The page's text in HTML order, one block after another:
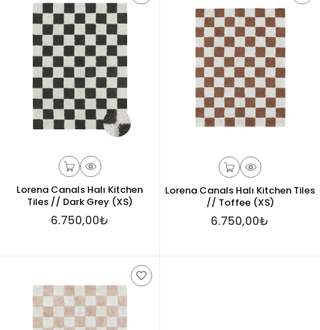
Lorena Canals Halı Kitchen
Tiles // Dark Grey (XS)
6.750,00₺
Lorena Canals Halı Kitchen Tiles
// Toffee (XS)
6.750,00₺